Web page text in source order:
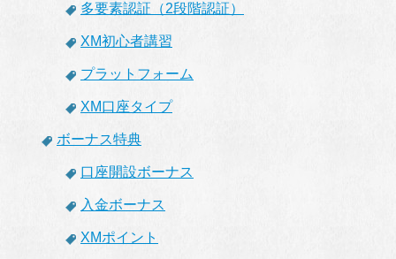
多要素認証（2段階認証）
XM初心者講習
プラットフォーム
XM口座タイプ
ボーナス特典
口座開設ボーナス
入金ボーナス
XMポイント